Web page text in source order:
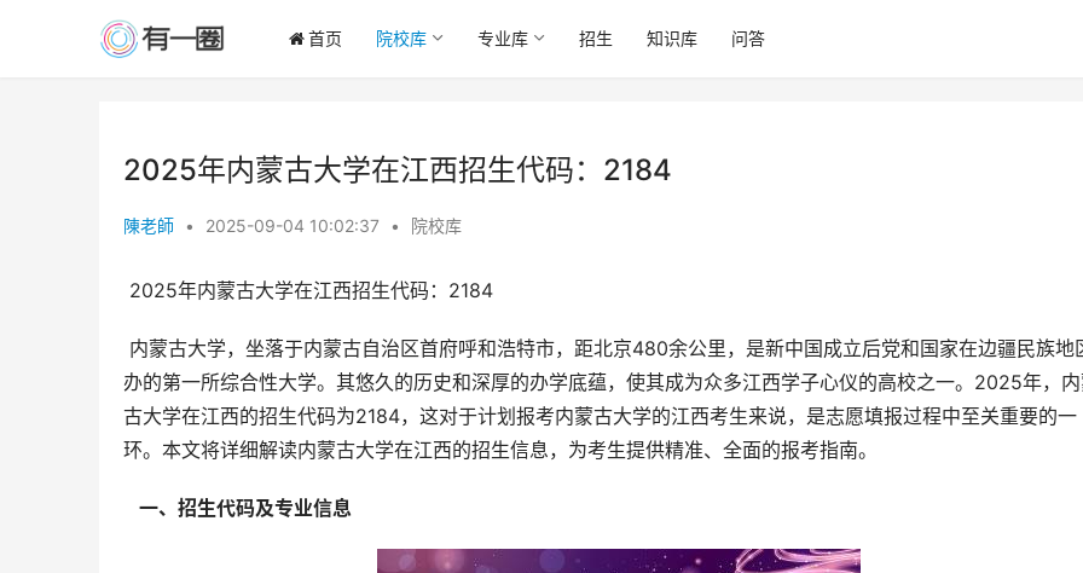
首页 院校库 专业库 招生 知识库 问答
2025年内蒙古大学在江西招生代码：2184
陳老師 • 2025-09-04 10:02:37 • 院校库
2025年内蒙古大学在江西招生代码：2184
办的第一所综合性大学。其悠久的历史和深厚的办学底蕴，使其成为众多江西学子心仪的高校之一。2025年，
古大学在江西的招生代码为2184，这对于计划报考内蒙古大学的江西考生来说，是志愿填报过程中至关重要的一
环。本文将详细解读内蒙古大学在江西的招生信息，为考生提供精准、全面的报考指南。
  一、招生代码及专业信息